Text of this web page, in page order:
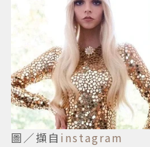
圖／擷自 instagram